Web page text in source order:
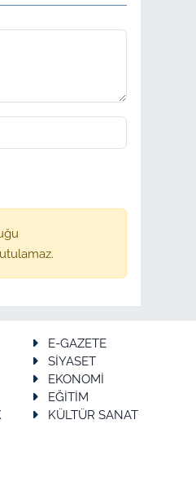
E-GAZETE
SİYASET
EKONOMİ
EĞİTİM
KÜLTÜR SANAT